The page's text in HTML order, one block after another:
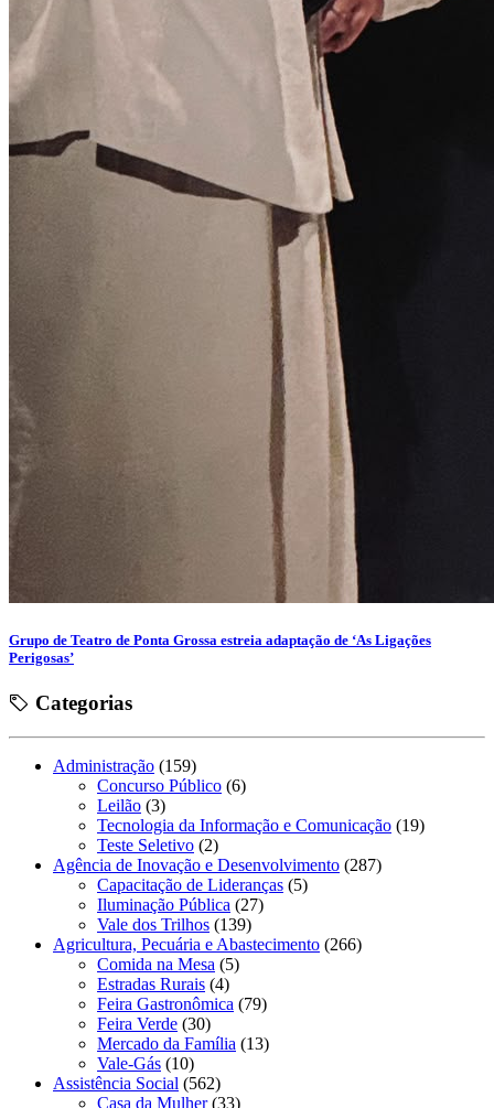
Grupo de Teatro de Ponta Grossa estreia adaptação de ‘As Ligações
Perigosas’
Categorias
Administração (159)
Concurso Público (6)
Leilão (3)
Tecnologia da Informação e Comunicação (19)
Teste Seletivo (2)
Agência de Inovação e Desenvolvimento (287)
Capacitação de Lideranças (5)
Iluminação Pública (27)
Vale dos Trilhos (139)
Agricultura, Pecuária e Abastecimento (266)
Comida na Mesa (5)
Estradas Rurais (4)
Feira Gastronômica (79)
Feira Verde (30)
Mercado da Família (13)
Vale-Gás (10)
Assistência Social (562)
Casa da Mulher(33)